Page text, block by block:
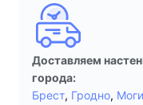
Доставляем
города:
Брест, Гродно,